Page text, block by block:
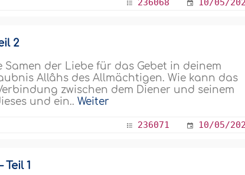
236068 10/05/
2
Samen der Liebe für das Gebet in deinem
Allâhs des Allmächtigen. Wie kann das
zwischen dem Diener und seinem
und ein..Weiter
236071 10/05/
1